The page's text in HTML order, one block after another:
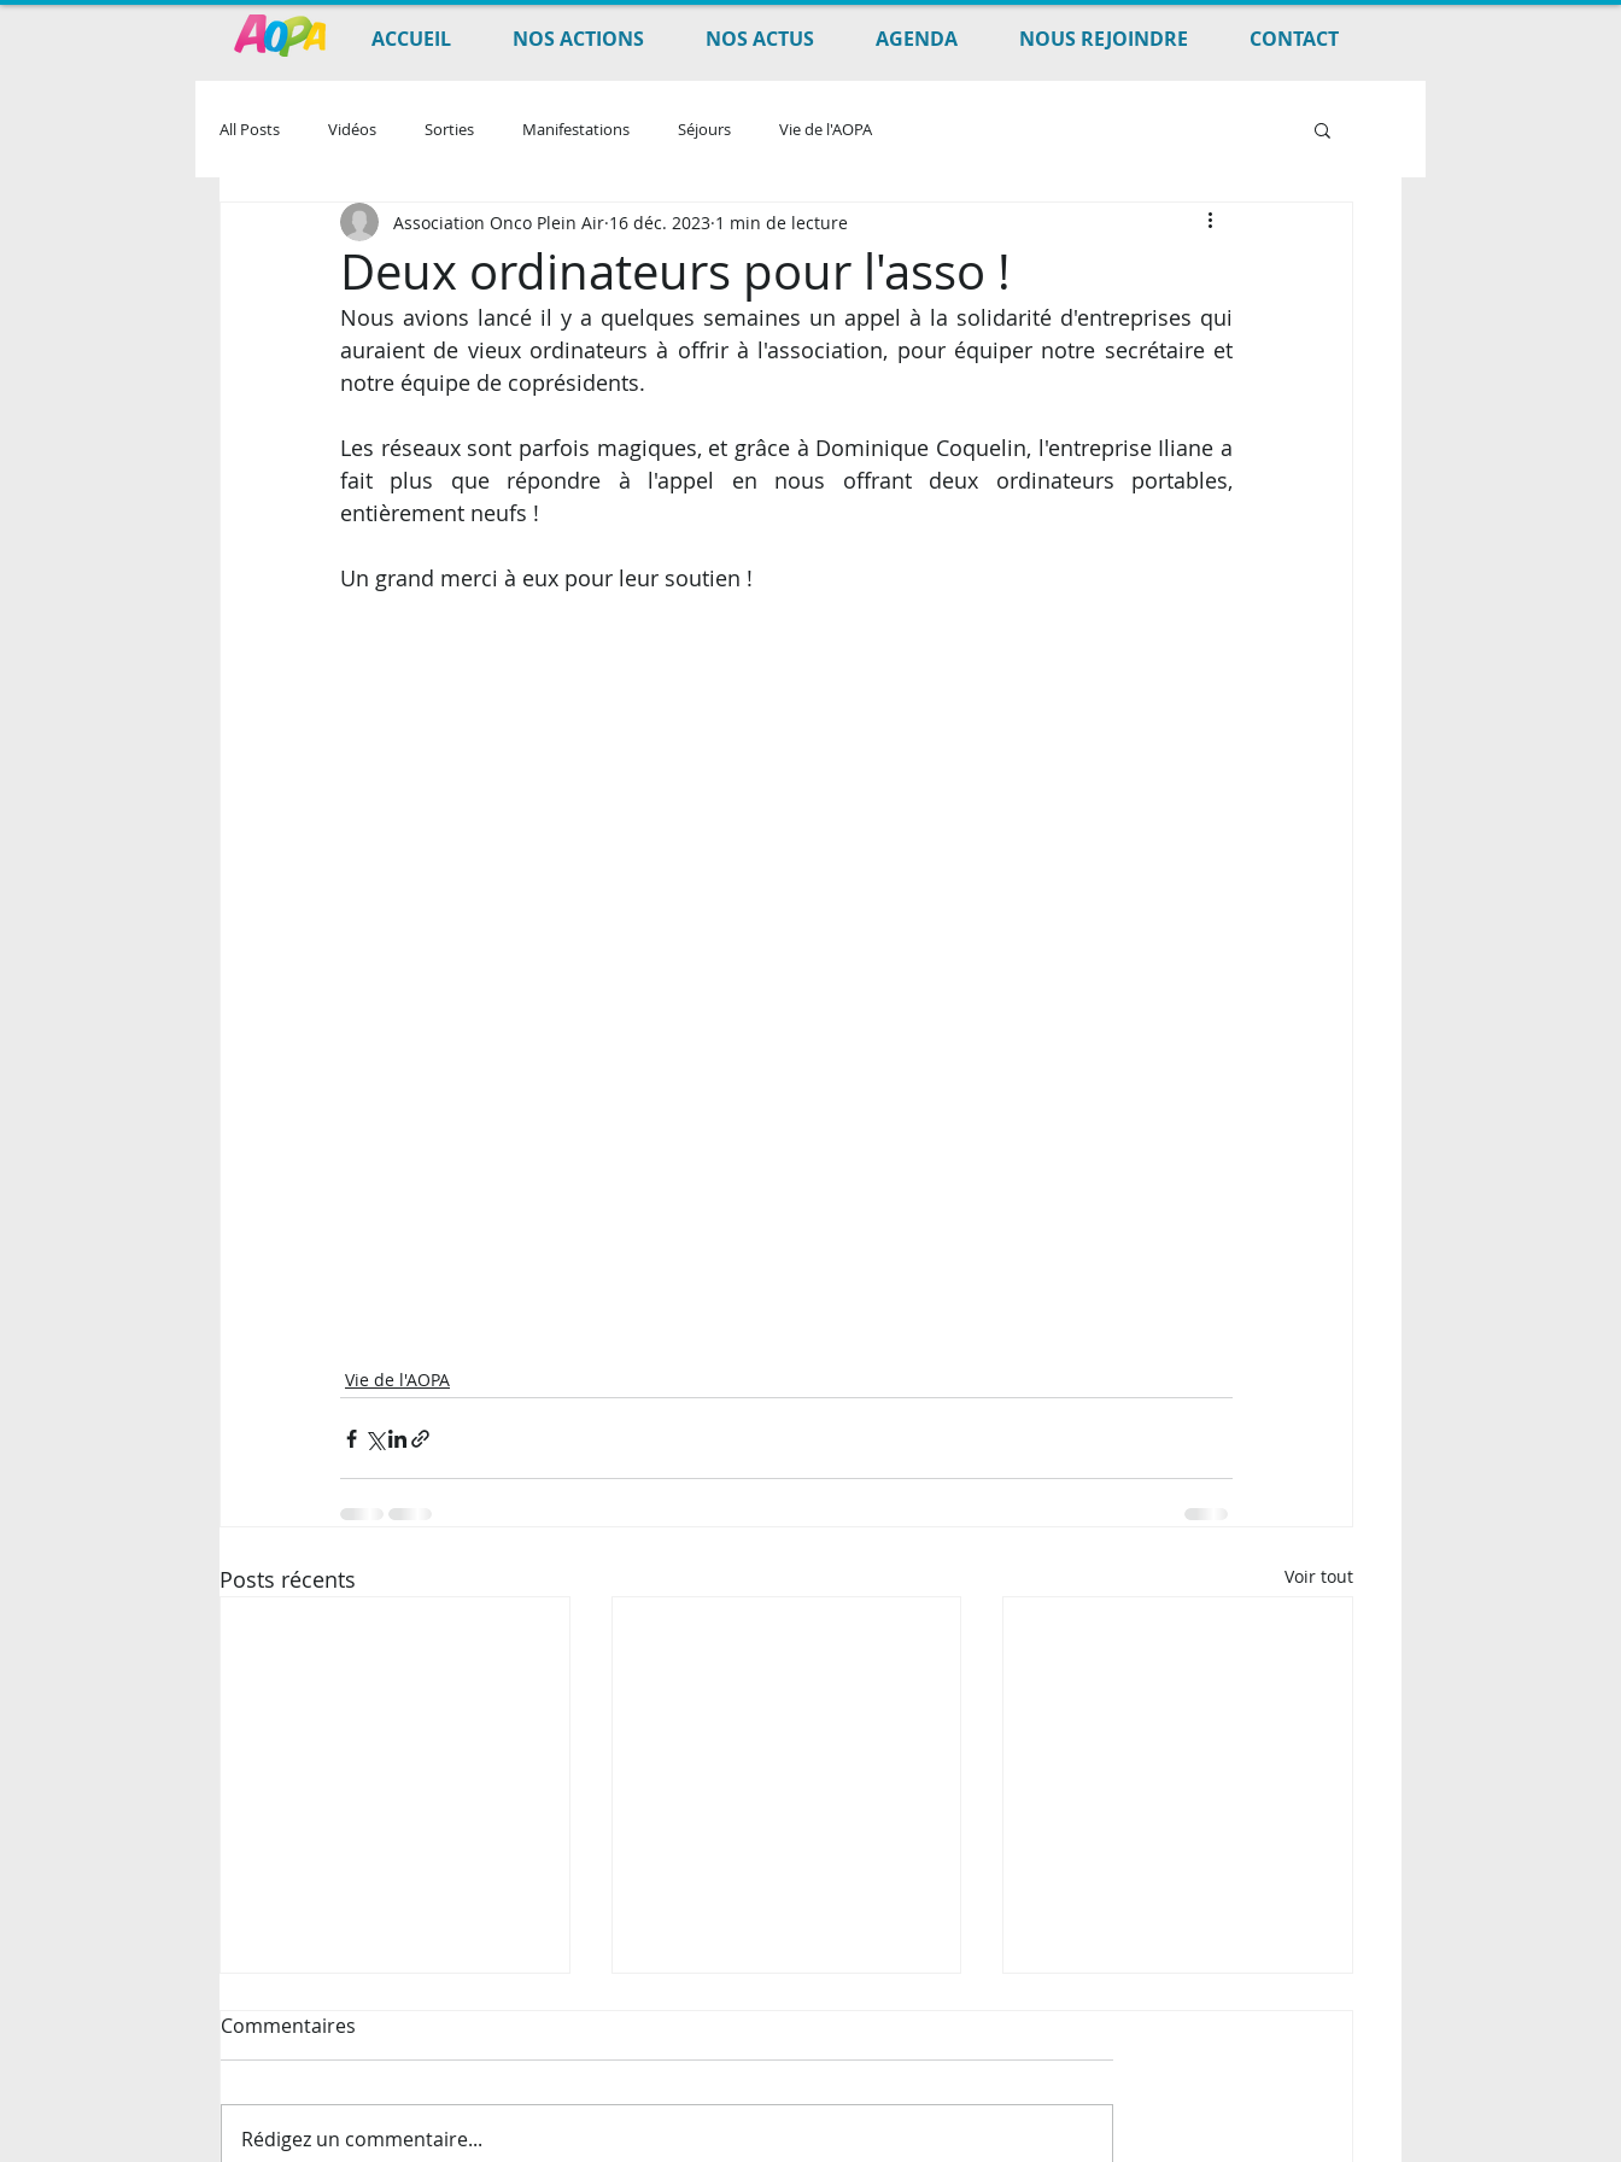
ACCUEIL NOS ACTIONS NOS ACTUS AGENDA NOUS REJOINDRE CONTACT
All Posts Vidéos Sorties Manifestations Séjours Vie de l'AOPA
Deux ordinateurs pour l'asso !
Association Onco Plein Air 16 déc. 2023 1 min de lecture
Nous avions lancé il y a quelques semaines un appel à la solidarité d'entreprises qui
auraient de vieux ordinateurs à offrir à l'association, pour équiper notre secrétaire et
notre équipe de coprésidents.
Les réseaux sont parfois magiques, et grâce à Dominique Coquelin, l'entreprise Iliane a
fait plus que répondre à l'appel en nous offrant deux ordinateurs portables,
entièrement neufs !
Un grand merci à eux pour leur soutien !
Vie de l'AOPA
Posts récents Voir tout
Commentaires
Rédigez un commentaire...